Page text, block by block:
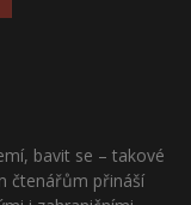
bavit se – takové
čtenářům přináší